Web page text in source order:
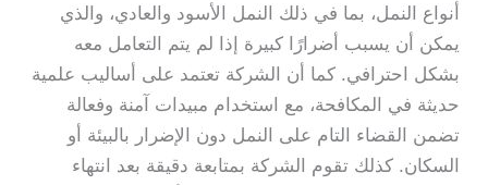
أنواع النمل، بما في ذلك النمل الأسود والعادي، والذي
يمكن أن يسبب أضرارًا كبيرة إذا لم يتم التعامل معه
بشكل احترافي. كما أن الشركة تعتمد على أساليب علمية
حديثة في المكافحة، مع استخدام مبيدات آمنة وفعالة
تضمن القضاء التام على النمل دون الإضرار بالبيئة أو
السكان. كذلك تقوم الشركة بمتابعة دقيقة بعد انتهاء